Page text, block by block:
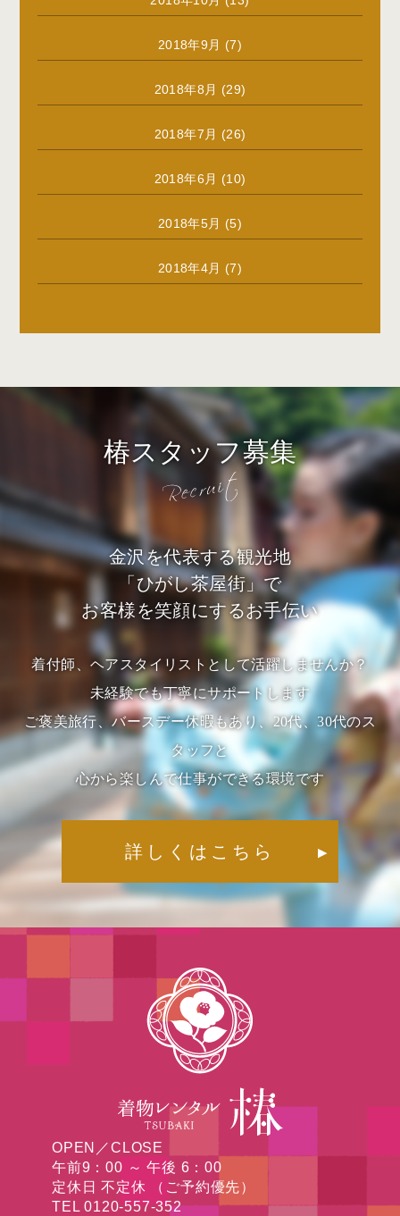
2018年9月 (7)
2018年8月 (29)
2018年7月 (26)
2018年6月 (10)
2018年5月 (5)
2018年4月 (7)
椿スタッフ募集
金沢を代表する観光地
「ひがし茶屋街」で
お客様を笑顔にするお手伝い
着付師、ヘアスタイリストとして活躍しませんか？
未経験でも丁寧にサポートします
ご褒美旅行、バースデー休暇もあり、20代、30代のス
タッフと
心から楽しんで仕事ができる環境です
詳しくはこちら ▶︎
OPEN／CLOSE
午前9：00 ～ 午後 6：00
定休日 不定休 （ご予約優先）
TEL 0120-557-352